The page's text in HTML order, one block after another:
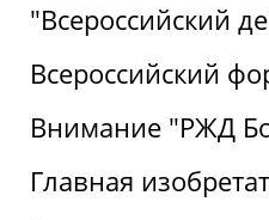
"Всероссийский
Всероссийский
Внимание "РЖД
Главная